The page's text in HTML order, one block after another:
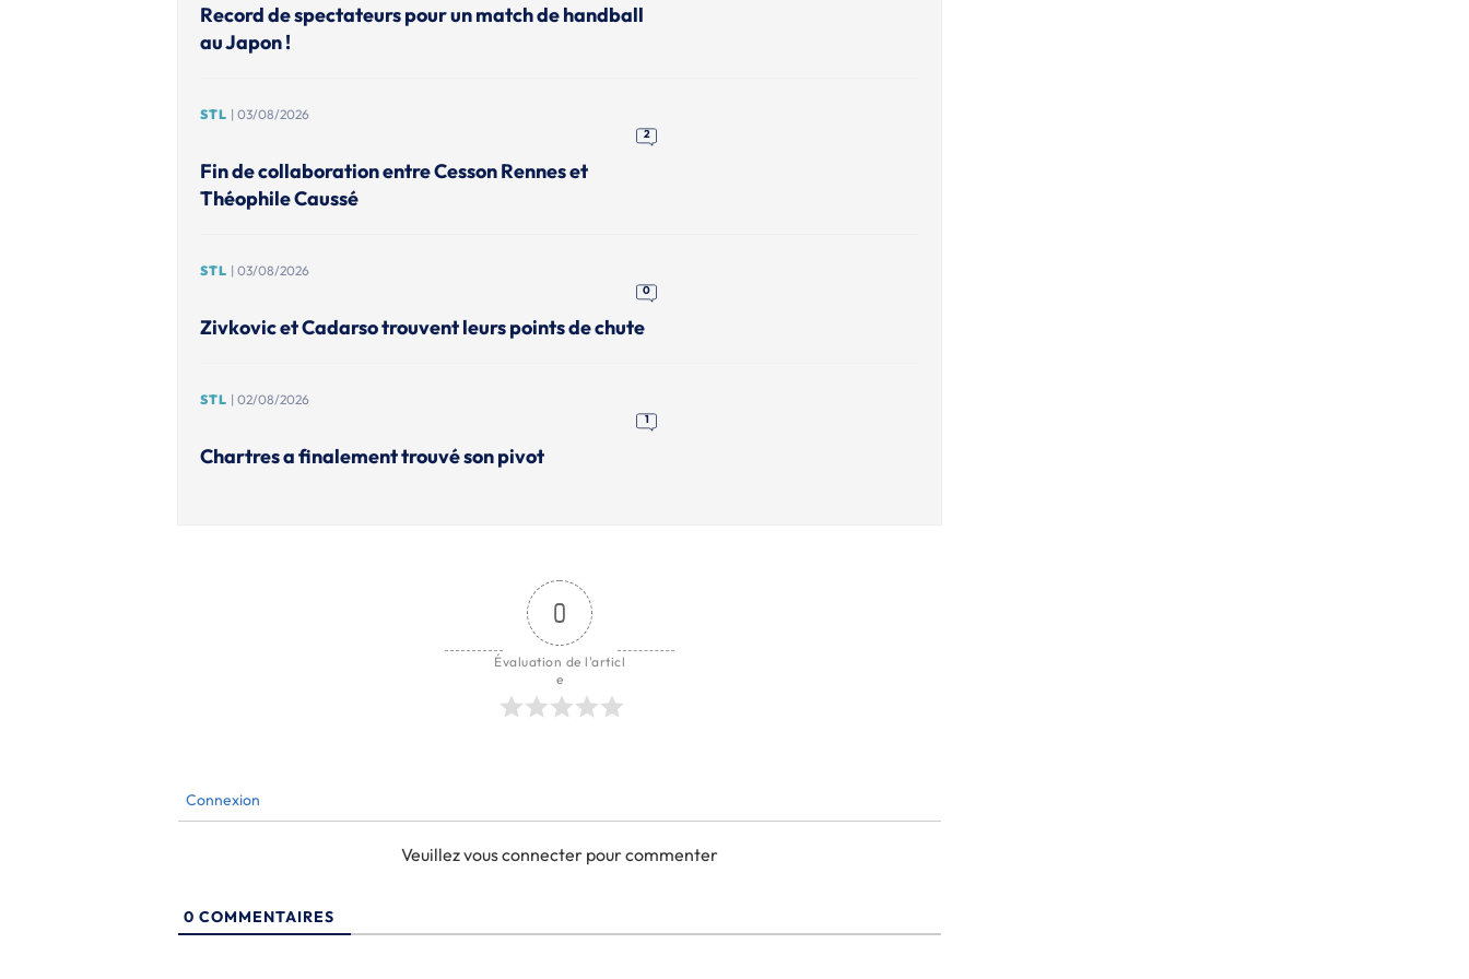
Record de spectateurs pour un match de handball
au Japon !
STL | 03/08/2026
2
Fin de collaboration entre Cesson Rennes et
Théophile Caussé
STL | 03/08/2026
0
Zivkovic et Cadarso trouvent leurs points de chute
STL | 02/08/2026
1
Chartres a finalement trouvé son pivot
0
Évaluation de l'articl
e
Connexion
Veuillez vous connecter pour commenter
0 COMMENTAIRES